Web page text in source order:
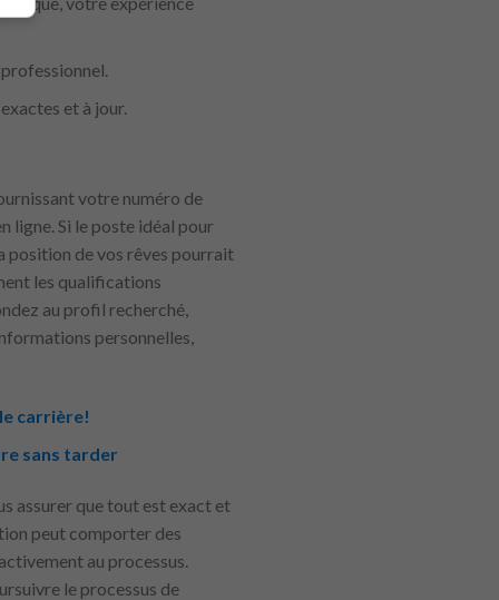
et à jour.
votre numéro de
ligne. Si le poste idéal pour
position de vos rêves pourrait
les qualifications
au profil recherché,
personnelles,
carrière!
sans tarder
assurer que tout est exact et
peut comporter des
au processus.
le processus de